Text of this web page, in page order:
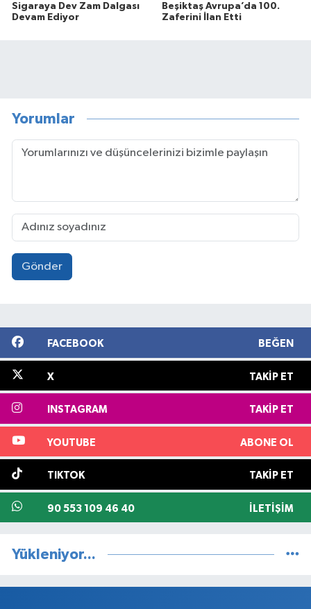
Sigaraya Dev Zam Dalgası
Devam Ediyor
Beşiktaş Avrupa’da 100.
Zaferini İlan Etti
Yorumlar
Gönder
FACEBOOK BEĞEN
X TAKIP ET
INSTAGRAM TAKIP ET
YOUTUBE ABONE OL
TIKTOK TAKIP ET
90 553 109 46 40 İLETIŞIM
Yükleniyor...